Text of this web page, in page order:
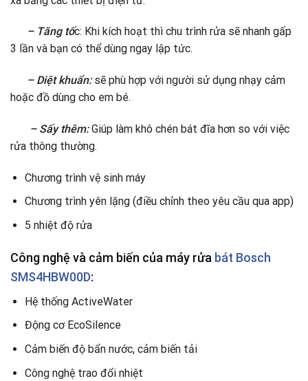
– Tăng tốc: Khi kích hoạt thì chu trình rửa sẽ nhanh gấp
3 lần và bạn có thể dùng ngay lập tức.
– Diệt khuẩn: sẽ phù hợp với người sử dụng nhạy cảm
hoặc đồ dùng cho em bé.
– Sấy thêm:Giúp làm khô chén bát đĩa hơn so với việc
rửa thông thường.
Chương trình vệ sinh máy
Chương trình yên lặng (điều chỉnh theo yêu cầu qua app)
5 nhiệt độ rửa
Công nghệ và cảm biến của máy rửa bát Bosch
SMS4HBW00D:
Hệ thống ActiveWater
Động cơ EcoSilence
Cảm biến độ bẩn nước, cảm biến tải
Công nghệ trao đổi nhiệt